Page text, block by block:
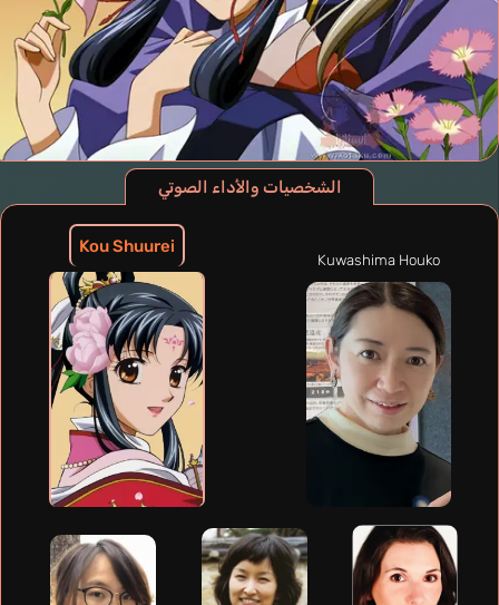
الشخصيات والأداء الصوتي
Kou Shuurei
Kuwashima Houko